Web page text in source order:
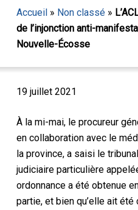
Accueil» Non classé»
de l’injonction anti-
Nouvelle-Écosse
19 juillet 2021
À la mi-mai, le procureur
en collaboration avec le
la province, a saisi le
judiciaire particulière
ordonnance a été obtenue
partie, et bien qu’elle ait